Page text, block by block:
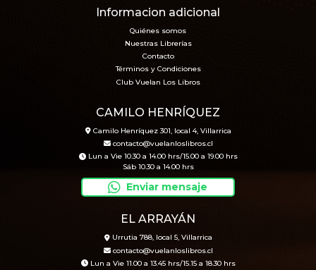
Informacion adicional
Quiénes somos
Nuestras Librerías
Contacto
Términos y Condiciones
Club Vuelan Los Libros
CAMILO HENRÍQUEZ
Camilo Henríquez 301, local 4, Villarrica
contacto@vuelanloslibros.cl
Lun a Vie 10.30 a 14.00 hrs/15.00 a 19.00 hrs
Sáb 10.30 a 14.00 hrs
Enviar mensaje
EL ARRAYÁN
Urrutia 788, local 5, Villarrica
contacto@vuelanloslibros.cl
Lun a Vie 11.00 a 13.45 hrs/15.15 a 18.30 hrs